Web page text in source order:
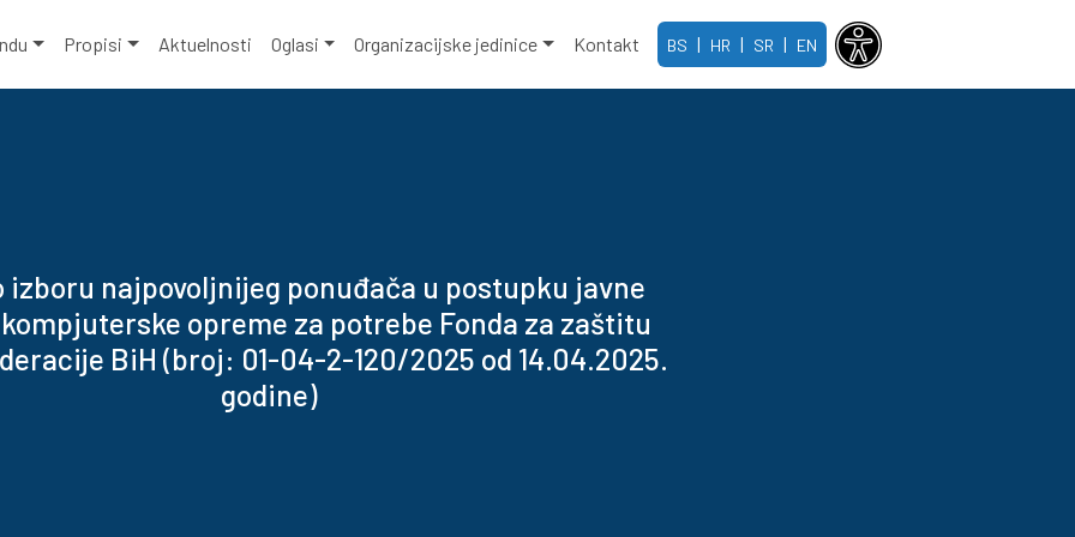
Propisi Aktuelnosti Oglasi Organizacijske jedinice Kontakt BS | HR | SR | EN
izboru najpovoljnijeg ponuđača u postupku javne
opreme za potrebe Fonda za zaštitu
BiH (broj: 01-04-2-120/2025 od 14.04.2025.
godine)